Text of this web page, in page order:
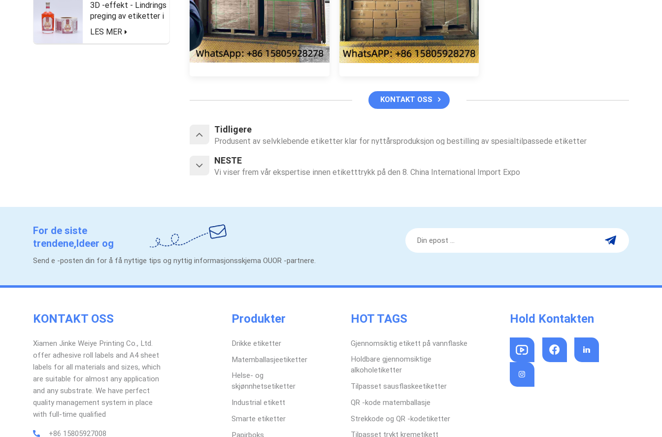
3D -effekt - Lindrings
preging av etiketter i
rullform for
brennevinflaske
LES MER
KONTAKT OSS
Tidligere
Produsent av selvklebende etiketter klar for nyttårsproduksjon og bestilling av spesialtilpassede etiketter
NESTE
Vi viser frem vår ekspertise innen etiketttrykk på den 8. China International Import Expo
For de siste
trendene,Ideer og
kampanjer.
Send e -posten din for å få nyttige tips og nyttig informasjonsskjema OUOR -partnere.
KONTAKT OSS
Xiamen Jinke Weiye Printing Co., Ltd.
offer adhesive roll labels and A4 sheet
labels for all materials and sizes, which
are suitable for almost any application
and any substrate. We have perfect
quality management system in place
with full-time qualified
+86 15805927008
Produkter
Drikke etiketter
Matemballasjeetiketter
Helse- og
skjønnhetsetiketter
Industrial etikett
Smarte etiketter
Papirboks
HOT TAGS
Gjennomsiktig etikett på vannflaske
Holdbare gjennomsiktige
alkoholetiketter
Tilpasset sausflaskeetiketter
QR -kode matemballasje
Strekkode og QR -kodetiketter
Tilpasset trykt kremetikett
Hold Kontakten